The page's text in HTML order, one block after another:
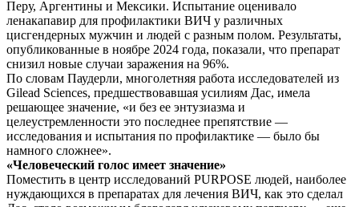
Перу, Аргентины и Мексики. Испытание оценивало
ленакапавир для профилактики ВИЧ у различных
цисгендерных мужчин и людей с разным полом. Результаты,
опубликованные в ноябре 2024 года, показали, что препарат
снизил новые случаи заражения на 96%.
По словам Паудерли, многолетняя работа исследователей из
Gilead Sciences, предшествовавшая усилиям Дас, имела
решающее значение, «и без ее энтузиазма и
целеустремленности это последнее препятствие —
исследования и испытания по профилактике — было бы
намного сложнее».
«Человеческий голос имеет значение»
Поместить в центр исследований PURPOSE людей, наиболее
нуждающихся в препаратах для лечения ВИЧ, как это сделал